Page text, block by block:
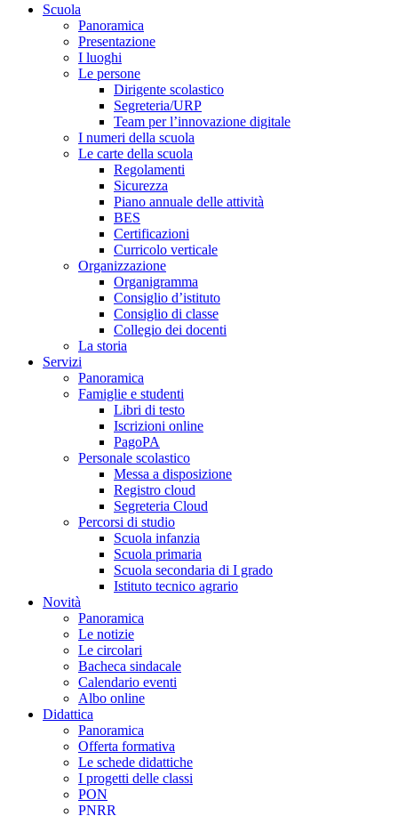
Scuola
Panoramica
Presentazione
I luoghi
Le persone
Dirigente scolastico
Segreteria/URP
Team per l’innovazione digitale
I numeri della scuola
Le carte della scuola
Regolamenti
Sicurezza
Piano annuale delle attività
BES
Certificazioni
Curricolo verticale
Organizzazione
Organigramma
Consiglio d’istituto
Consiglio di classe
Collegio dei docenti
La storia
Servizi
Panoramica
Famiglie e studenti
Libri di testo
Iscrizioni online
PagoPA
Personale scolastico
Messa a disposizione
Registro cloud
Segreteria Cloud
Percorsi di studio
Scuola infanzia
Scuola primaria
Scuola secondaria di I grado
Istituto tecnico agrario
Novità
Panoramica
Le notizie
Le circolari
Bacheca sindacale
Calendario eventi
Albo online
Didattica
Panoramica
Offerta formativa
Le schede didattiche
I progetti delle classi
PON
PNRR